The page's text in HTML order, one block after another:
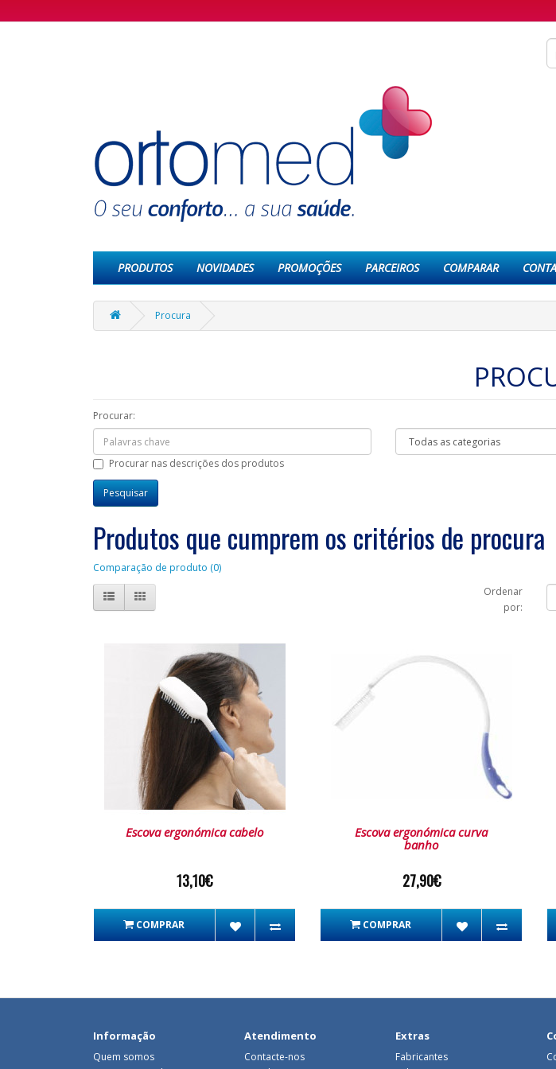
PRODUTOS NOVIDADES PROMOÇÕES PARCEIROS COMPARAR
Procura
Procurar:
Procurar nas descrições dos produtos
Produtos que cumprem os critérios de procura
Comparação de produto (0)
Ordenar
por:
Escova ergonómica cabelo
13,10€
COMPRAR
Escova ergonómica curva
banho
27,90€
COMPRAR
Informação
Quem somos
Atendimento
Contacte-nos
Extras
Fabricantes